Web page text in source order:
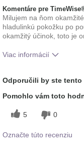
Komentáre pre
Milujem na ňom
hladulinkú pokožku po
okamžitý účinok, toto je
Viac informácií
tohto prípravku?
typ pleti
Odporučili by ste tento
Pomohlo vám toto
5 0
Označte túto recenziu